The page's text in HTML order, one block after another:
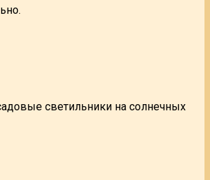
светильники на солнечных